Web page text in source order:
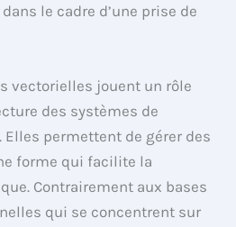
le cadre d’une prise de
vectorielles jouent un rôle
des systèmes de
permettent de gérer des
forme qui facilite la
Contrairement aux bases
qui se concentrent sur